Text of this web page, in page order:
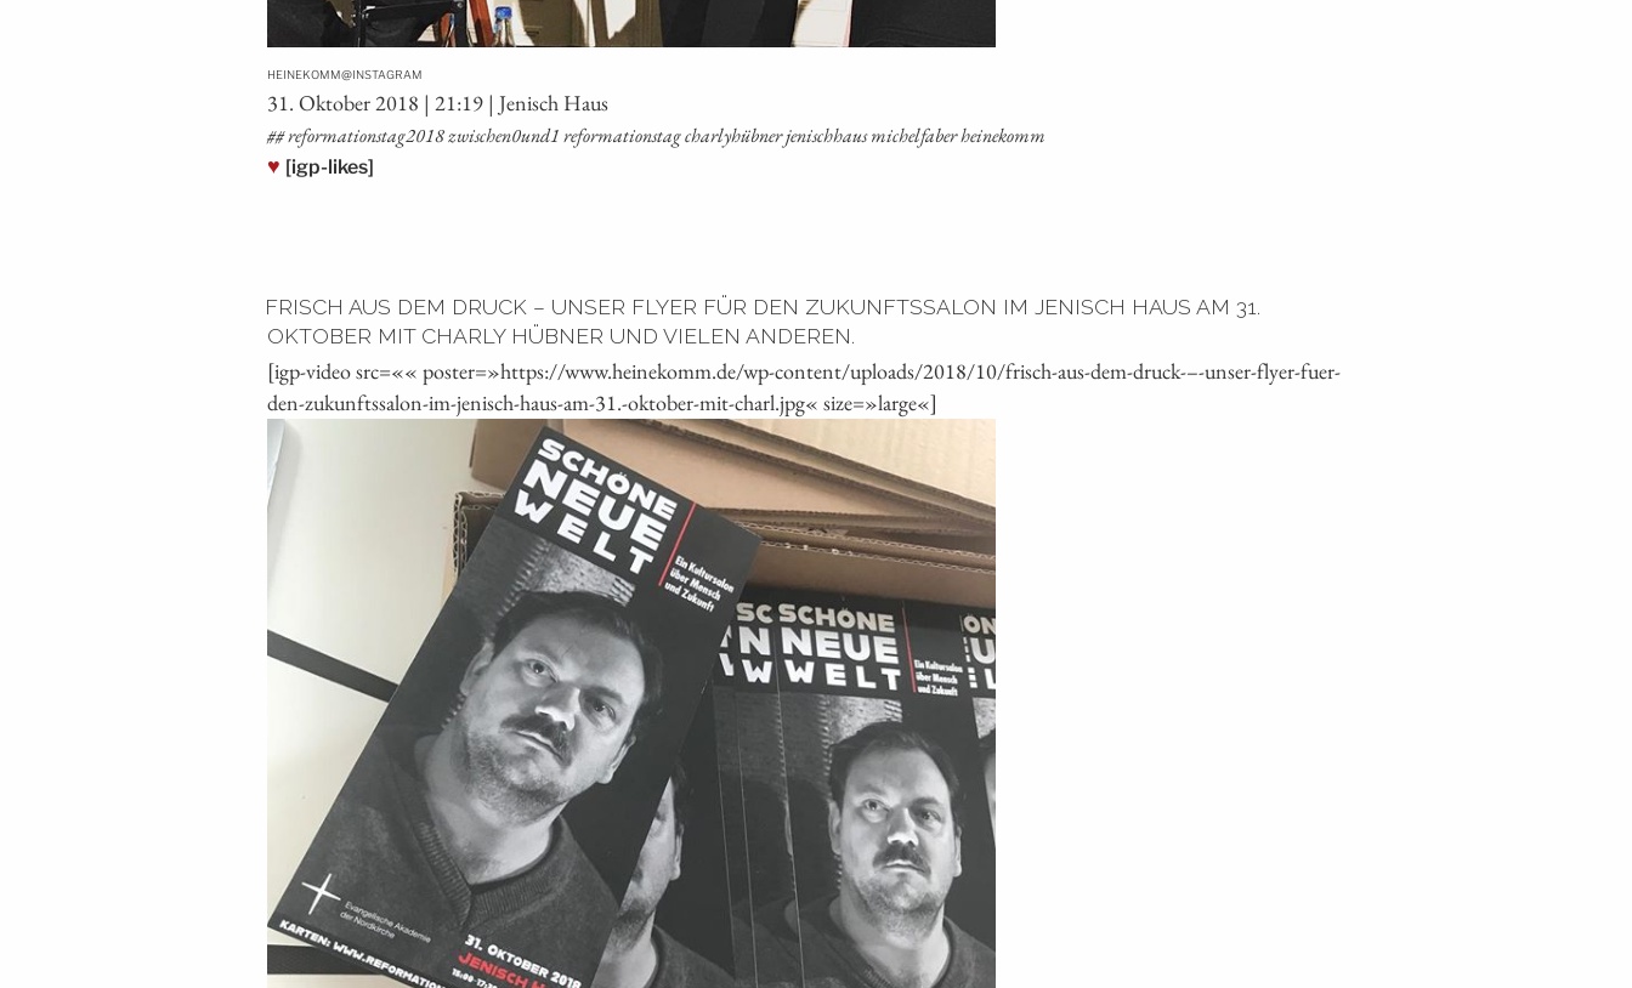
HEINEKOMM@ INSTAGRAM
31. Okto­ber 2018 | 21:19 | Jenisch Haus
## reformationstag2018 zwischen0und1 refor­ma­ti­ons­tag char­ly­h­üb­ner jenisch­haus michel­fa­ber heinekomm
♥ [igp-likes]
FRISCH AUS DEM DRUCK – UNSER FLYER FÜR DEN ZUKUNFTSSALON IM JENISCH HAUS AM 31.
OKTOBER MIT CHARLY HÜBNER UND VIELEN ANDEREN.
[igp-video src=«« poster=»https://www.heinekomm.de/wp-content/uploads/2018/10/frisch-aus-dem-druck- – -unser-flyer-fuer-
den-zukunftssalon-im-jenisch-haus-am-31.-oktober-mit-charl.jpg« size=»large«]